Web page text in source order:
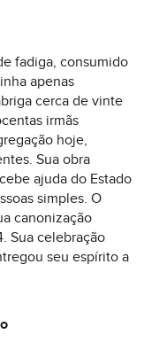
fadiga, consumido
apenas
cerca de vinte
irmãs
hoje,
Sua obra
ajuda do Estado
simples. O
canonização
Sua celebração
seu espírito a